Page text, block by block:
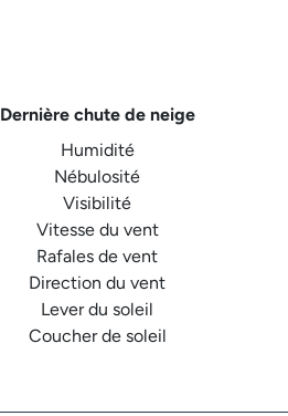
Dernière chute de neige
Humidité
Nébulosité
Visibilité
Vitesse du vent
Rafales de vent
Direction du vent
Lever du soleil
Coucher de soleil